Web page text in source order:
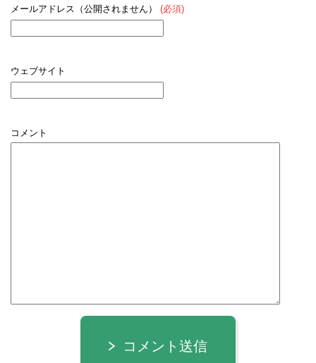
メールアドレス（公開されません） (必須)
ウェブサイト
コメント
コメント送信